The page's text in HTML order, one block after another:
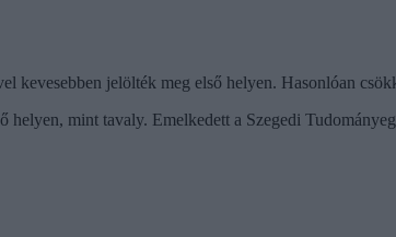
kevesebben jelölték meg első helyen. Hasonlóan
mint tavaly. Emelkedett a Szegedi